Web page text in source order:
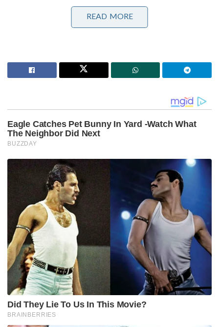
ലുക്കൗട്ട് നോട്ടീസ് പുറത്തിറക്കി.വളരെ ചെറുപ്പം
മുതലേ അവൾ കുടുക്ക വാങ്ങി അതിൽ പണം
വേണ്ടതെല്ലാം ഇതുവരെ വാങ്ങി നൽകിയിരുന്നത്
ഞാനാണ്. ഒരുരൂപപോലും അവൾ അനാവശ്യമായി
ബാക്കിയുണ്ടായിരുന്നത് വെറും 80 രൂപയാണെന്ന്
മേഘയുടെ അമ്മ പറയുന്നു.
‘സവർക്കറുടെ മാപ്പപേക്ഷ തെളിയിക്കാമോ?
തെളിയിച്ചാൽ ഒരു ലക്ഷം രൂപ!’; സോഷ്യൽ
മീഡിയയിൽ ചരിത്ര വെല്ലുവിളിയുമായി യുവാവ്
‘എങ്ങനെ സംഭവിച്ചുവെന്ന് അറിയില്ല, ക്ഷമ
ചോദിക്കുന്നു; മോഹൻലാലിന് ഓസ്ട്രേലിയൻ വിസ
നിഷേധിച്ചതായി റിപ്പോർട്ട് ,മാപ്പ് പറഞ്ഞ് താരം
മേഘ അവസാനമായി സംസാരിച്ചത് മലപ്പുറം
സ്വദേശിയായ സുഹൃത്തിനോടാണ്. അയാൾ മകളെ
മാനസികമായി തകർത്തുകളഞ്ഞിട്ടുണ്ട്. അല്ലാതെ
അവൾ, ഞങ്ങളെപ്പോലും മറന്ന് ഇത് ചെയ്യില്ല. ജോലി
കിട്ടി ജോദ്പുരിൽ പരിശീലനത്തിന് പോയിവന്ന
READ MORE